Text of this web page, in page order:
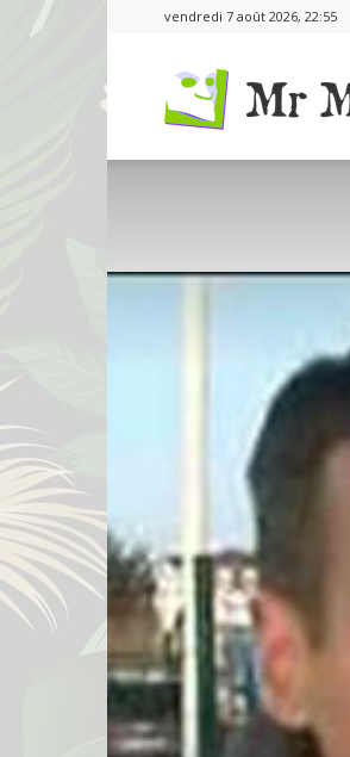
vendredi 7 août 2026, 22:55